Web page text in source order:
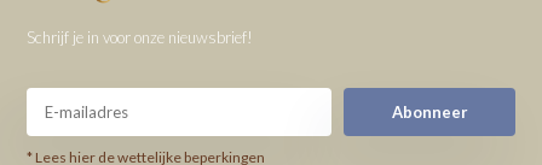
Schrijf je in voor onze nieuwsbrief!
Abonneer
* Lees hier de wettelijke beperkingen